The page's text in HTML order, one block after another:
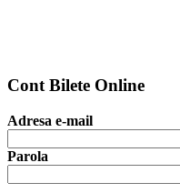
Cont Bilete Online
Adresa e-mail
Parola